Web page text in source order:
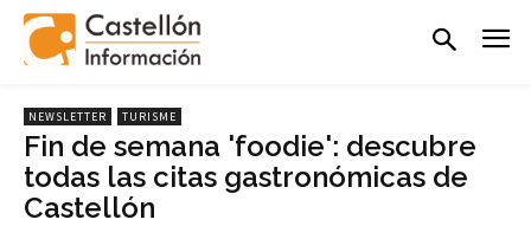
NEWSLETTER TURISME
Fin de semana 'foodie': descubre
todas las citas gastronómicas de
Castellón